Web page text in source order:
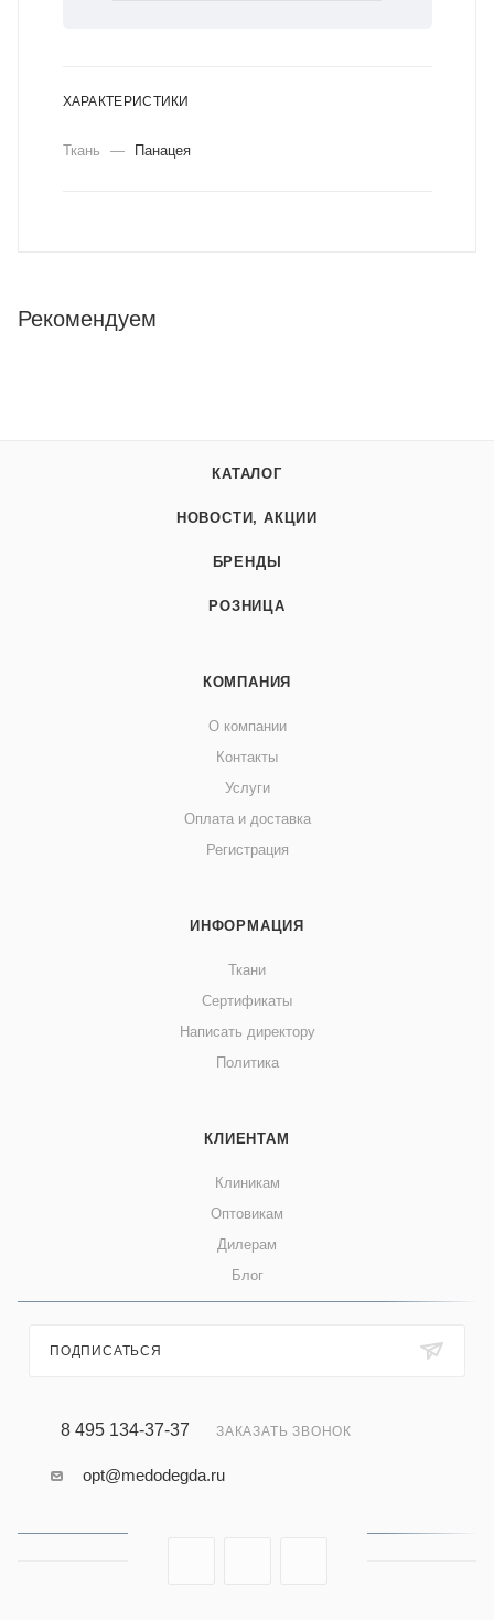
ХАРАКТЕРИСТИКИ
Ткань — Панацея
Рекомендуем
КАТАЛОГ
НОВОСТИ, АКЦИИ
БРЕНДЫ
РОЗНИЦА
КОМПАНИЯ
О компании
Контакты
Услуги
Оплата и доставка
Регистрация
ИНФОРМАЦИЯ
Ткани
Сертификаты
Написать директору
Политика
КЛИЕНТАМ
Клиникам
Оптовикам
Дилерам
Блог
ПОДПИСАТЬСЯ
8 495 134-37-37 ЗАКАЗАТЬ ЗВОНОК
opt@medodegda.ru